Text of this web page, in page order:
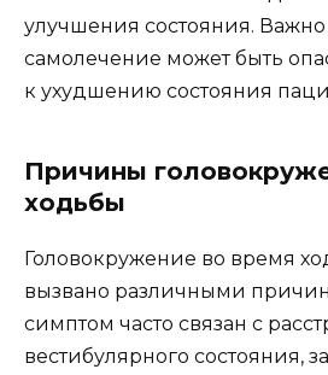
улучшения состояния. Важно
самолечение может быть
к ухудшению состояния
Причины
ходьбы
Головокружение во время
вызвано различными
симптом часто связан с
вестибулярного состояния,